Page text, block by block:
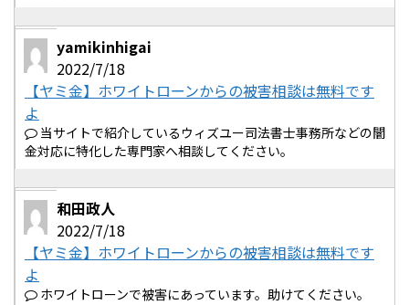
yamikinhigai
2022/7/18
【ヤミ金】ホワイトローンからの被害相談は無料です
よ
当サイトで紹介しているウィズユー司法書士事務所などの闇
金対応に特化した専門家へ相談してください。
和田政人
2022/7/18
【ヤミ金】ホワイトローンからの被害相談は無料です
よ
ホワイトローンで被害にあっています。助けてください。